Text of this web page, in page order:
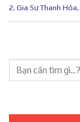
2, Gia Sư Thanh Hóa,